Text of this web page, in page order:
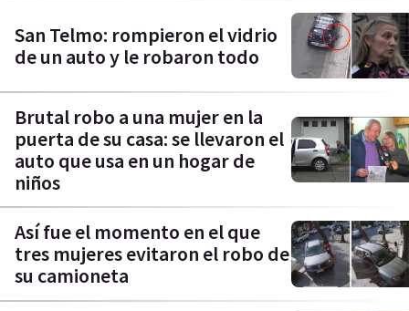
San Telmo: rompieron el vidrio
de un auto y le robaron todo
Brutal robo a una mujer en la
puerta de su casa: se llevaron el
auto que usa en un hogar de
niños
Así fue el momento en el que
tres mujeres evitaron el robo de
su camioneta